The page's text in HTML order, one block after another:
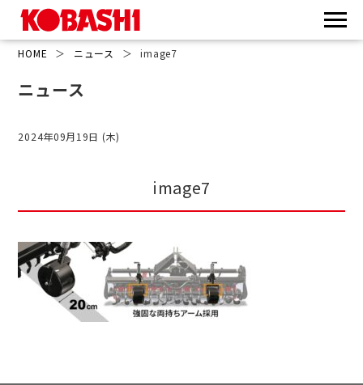
HOME ＞ ニュース ＞ image7
ニュース
2024年09月19日 (木)
image7